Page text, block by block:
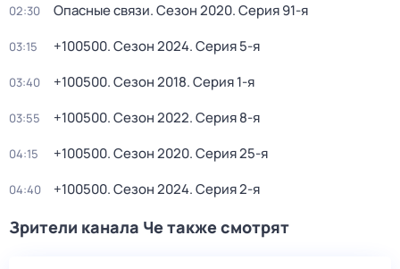
02:30 Опасные связи. Сезон 2020. Серия 91-я
03:15 +100500. Сезон 2024. Серия 5-я
03:40 +100500. Сезон 2018. Серия 1-я
03:55 +100500. Сезон 2022. Серия 8-я
04:15 +100500. Сезон 2020. Серия 25-я
04:40 +100500. Сезон 2024. Серия 2-я
Зрители канала Че также смотрят